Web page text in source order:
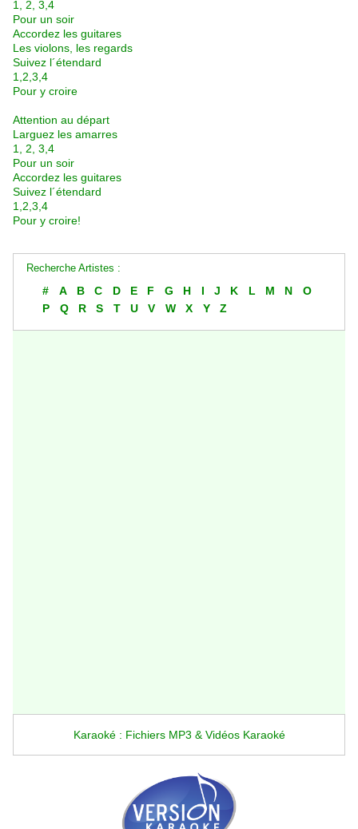
1, 2, 3,4
Pour un soir
Accordez les guitares
Les violons, les regards
Suivez l´étendard
1,2,3,4
Pour y croire
Attention au départ
Larguez les amarres
1, 2, 3,4
Pour un soir
Accordez les guitares
Suivez l´étendard
1,2,3,4
Pour y croire!
Recherche Artistes :
# A B C D E F G H I J K L M N
O
P
Q R S T U V W X Y Z
Karaoké : Fichiers MP3 & Vidéos Karaoké